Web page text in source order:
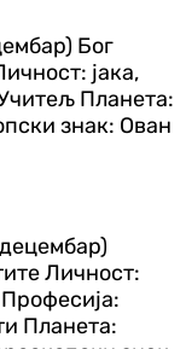
Бог
јака,
Планета:
знак: Ован
Личност:
Планета: